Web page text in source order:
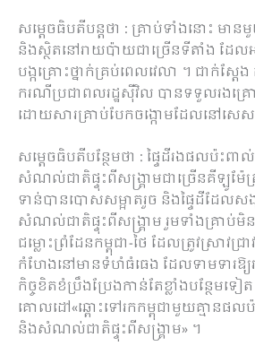
សម្ដេច​ធិ​បតី​បន្ដ​ថា : គ្រាប់​ទាំងនោះ មា
និង​ស្ថិត​នៅ​រាយ​ប៉ាយ​ជា​ច្រើន​ទីតាំង ដែល​
បង្ក​គ្រោះថ្នាក់​គ្រប់ពេលវេលា​ ។ ជាក់ស្តែ
ករណី​ប្រជាពលរដ្ឋ​ស៊ី​វិល បាន​ទទួល​រង​គ្រ
ដោយ​សារ​គ្រាប់បែក​ចង្កោម​ដែល​នៅ​ស
សម្ដេច​ធិ​បតី​បន្ថែម​ថា : ផ្ទៃដី​រង​ផល​ប៉ះ
សំណល់​ជាតិ​ផ្ទុះ​ពី​សង្គ្រាម​ជា​ច្រើន​គីឡូ​ម៉ែ
ទាន់​បាន​បោសសម្អាត​រួច និង​ផ្ទៃដី​ដែល​
សំណល់​ជាតិ​ផ្ទុះ​ពី​សង្គ្រាម រួម​ទាំង​គ្រាប់​មិ
ជម្លោះព្រំដែន​កម្ពុជា​-​ថៃ ដែល​ត្រូវ​ស្រាវជ្រាវ​
កំហែង​នៅ​មាន​ទំហំ​ធំធេង ដែល​ទាម​ទារ​ឱ្យ​រ
កិច្ច​ខិតខំ​ប្រឹងប្រែង​កាន់តែ​ខ្លាំង​បន្ថែម​ទៀ
គោលដៅ«​ឆ្ពោះទៅ​រក​កម្ពុ​ជាមួយ​គ្មាន​ផ
និង​សំណល់​ជាតិ​ផ្ទុះ​ពី​សង្គ្រាម» ។